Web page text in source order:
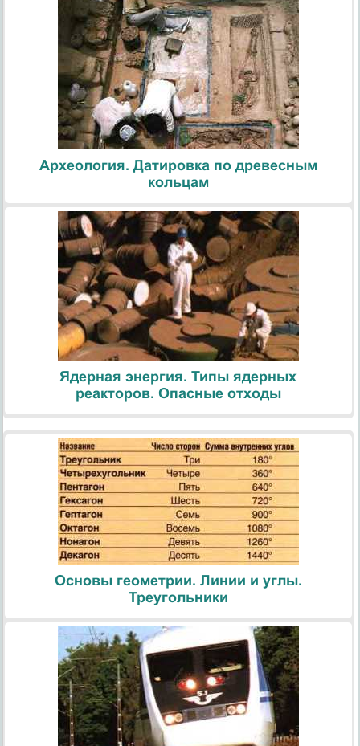
Археология. Датировка по древесным
кольцам
Ядерная энергия. Типы ядерных
реакторов. Опасные отходы
Основы геометрии. Линии и углы.
Треугольники